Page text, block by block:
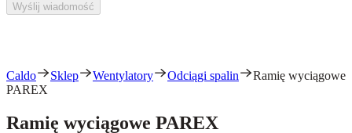
Wyślij wiadomość
Caldo Sklep Wentylatory Odciągi spalin
Ramię wyciągowe
PAREX
Ramię wyciągowe PAREX